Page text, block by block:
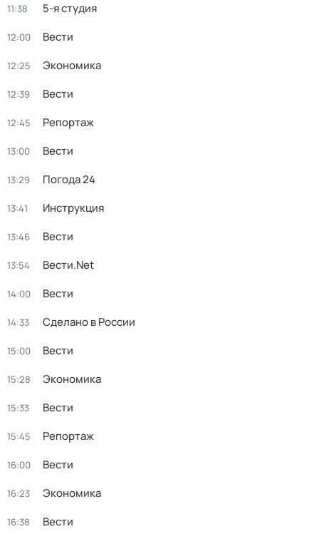
11:38 5-я студия
12:00 Вести
12:25 Экономика
12:39 Вести
12:45 Репортаж
13:00 Вести
13:29 Погода 24
13:41 Инструкция
13:46 Вести
13:54 Вести.Net
14:00 Вести
14:33 Сделано в России
15:00 Вести
15:28 Экономика
15:33 Вести
15:45 Репортаж
16:00 Вести
16:23 Экономика
16:38 Вести